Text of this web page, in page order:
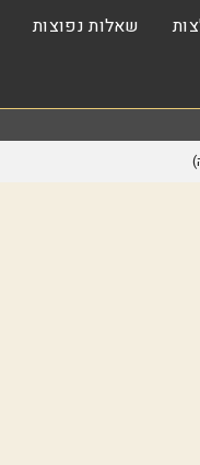
שאלות נפוצות